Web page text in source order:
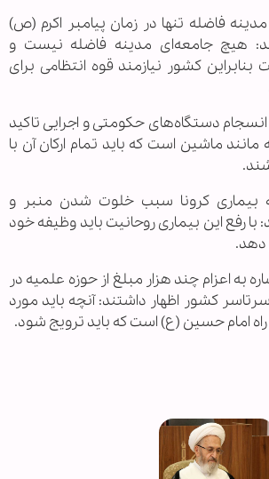
مدینه فاضله تنها در زمان پیامبر اکرم (ص)
هیچ جامعه‌ای مدینه فاضله نیست و
کشور نیازمند قوه انتظامی برای
دستگاه‌های حکومتی و اجرایی تاکید
ماشین است که باید تمام ارکان آن با
بیماری کرونا سبب خلوت شدن منبر و
رفع این بیماری روحانیت باید وظیفه خود
دهد.
به اعزام چند هزار مبلغ از حوزه علمیه در
کشور اظهار داشتند: آنچه باید مورد
راه امام حسین (ع) است که باید ترویج شود.